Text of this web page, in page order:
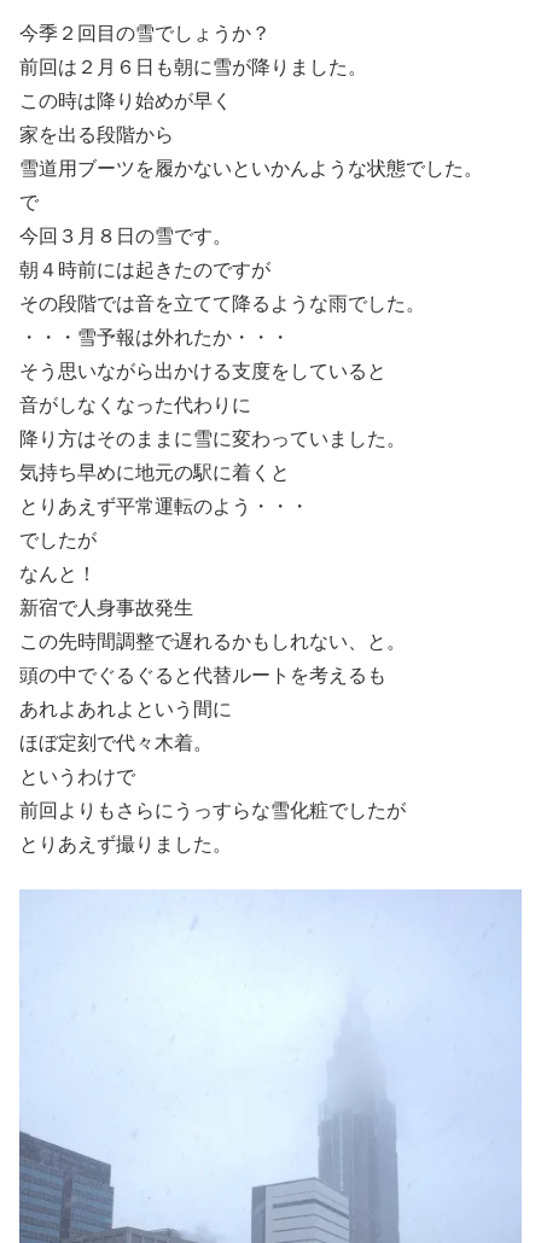
今季２回目の雪でしょうか？
前回は２月６日も朝に雪が降りました。
この時は降り始めが早く
家を出る段階から
雪道用ブーツを履かないといかんような状態でした。
で
今回３月８日の雪です。
朝４時前には起きたのですが
その段階では音を立てて降るような雨でした。
・・・雪予報は外れたか・・・
そう思いながら出かける支度をしていると
音がしなくなった代わりに
降り方はそのままに雪に変わっていました。
気持ち早めに地元の駅に着くと
とりあえず平常運転のよう・・・
でしたが
なんと！
新宿で人身事故発生
この先時間調整で遅れるかもしれない、と。
頭の中でぐるぐると代替ルートを考えるも
あれよあれよという間に
ほぼ定刻で代々木着。
というわけで
前回よりもさらにうっすらな雪化粧でしたが
とりあえず撮りました。